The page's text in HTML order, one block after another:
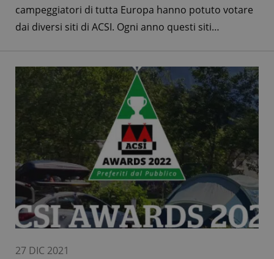
campeggiatori di tutta Europa hanno potuto votare
dai diversi siti di ACSI. Ogni anno questi siti…
27 DIC 2021